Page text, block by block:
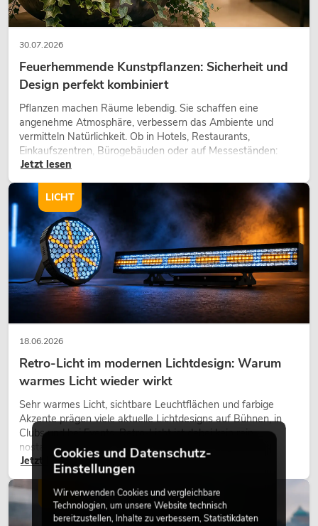
30.07.2026
Feuerhemmende Kunstpflanzen: Sicherheit und
Design perfekt kombiniert
Pflanzen machen Räume lebendig. Sie schaffen eine
angenehme Atmosphäre, verbessern das Ambiente und
vermitteln Natürlichkeit. Ob in Hotels, Restaurants,
Einkaufszentren, Bürogebäuden oder auf Messeständen:
eine hochwertige Begrünung gehört heute längst zum
Jetzt lesen
18.06.2026
Retro-Licht im modernen Lichtdesign: Warum
warmes Licht wieder wirkt
Sehr warmes Licht, sichtbare Leuchtflächen und farbige
Akzente prägen viele aktuelle Lichtdesigns auf Bühnen, in
Clubs und bei Events. Retro-Licht ist dabei kein rein
nostalgischer Effekt, sondern ein bewusst eingesetztes
Gestaltungsmittel: Es schafft Atmosphäre, gibt Szenen
Charakter und kann technische LED-Setups emotionaler
wirken lassen.
Jetzt lesen
LICHT
LICHT
Cookies und Datenschutz-
Einstellungen
Wir verwenden Cookies und vergleichbare
Technologien, um unsere Website technisch
bereitzustellen, Inhalte zu verbessern, Statistikdaten